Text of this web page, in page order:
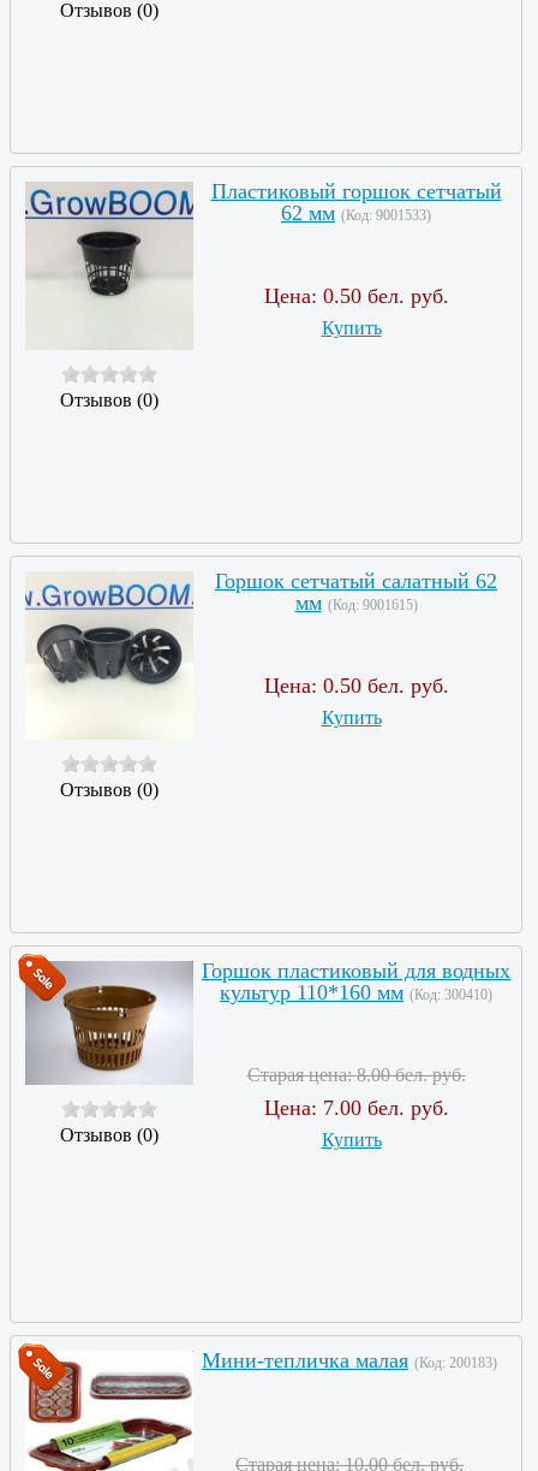
Отзывов (0)
Отзывов (0)
Пластиковый горшок сетчатый
62 мм (Код: 9001533)
Цена: 0.50 бел. руб.
Купить
Отзывов (0)
Горшок сетчатый салатный 62
мм (Код: 9001615)
Цена: 0.50 бел. руб.
Купить
Отзывов (0)
Горшок пластиковый для водных
культур 110*160 мм (Код: 300410)
Старая цена:8.00 бел. руб.
Цена: 7.00 бел. руб.
Купить
Мини-тепличка малая (Код: 200183)
Старая цена:10.00 бел. руб.